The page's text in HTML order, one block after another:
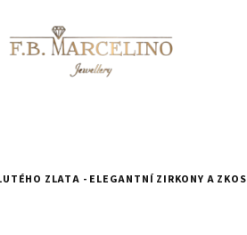
ZLATA - ELEGANTNÍ ZIRKONY A